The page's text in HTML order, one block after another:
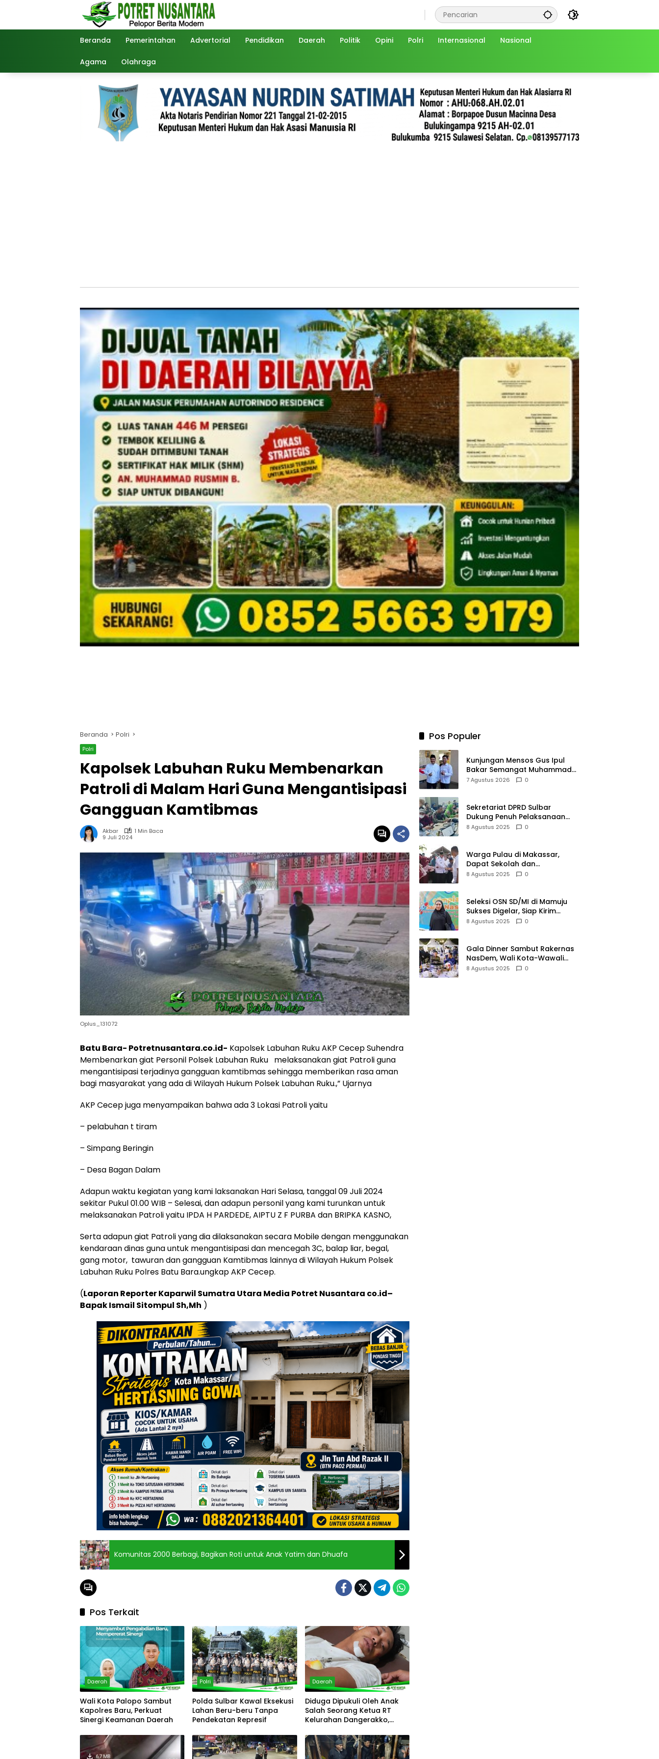
Beranda Pemerintahan Advertorial Pendidikan Daerah Politik Opini Polri Internasional Nasional
Agama Olahraga
Beranda Polri
Polri
Kapolsek Labuhan Ruku Membenarkan
Patroli di Malam Hari Guna Mengantisipasi
Gangguan Kamtibmas
Akbar
1 Min Baca
9 Juli 2024
Oplus_131072
Batu Bara- Potretnusantara.co.id- Kapolsek Labuhan Ruku AKP Cecep Suhendra
Membenarkan giat Personil Polsek Labuhan Ruku melaksanakan giat Patroli guna
mengantisipasi terjadinya gangguan kamtibmas sehingga memberikan rasa aman
bagi masyarakat yang ada di Wilayah Hukum Polsek Labuhan Ruku.,” Ujarnya
AKP Cecep juga menyampaikan bahwa ada 3 Lokasi Patroli yaitu
– pelabuhan t tiram
– ⁠Simpang Beringin
– Desa Bagan Dalam
Adapun waktu kegiatan yang kami laksanakan Hari Selasa, tanggal 09 Juli 2024
sekitar Pukul 01.00 WIB – Selesai, dan adapun personil yang kami turunkan untuk
melaksanakan Patroli yaitu IPDA H PARDEDE, AIPTU Z F PURBA dan BRIPKA KASNO,
Serta adapun giat Patroli yang dia dilaksanakan secara Mobile dengan menggunakan
kendaraan dinas guna untuk mengantisipasi dan mencegah 3C, balap liar, begal,
gang motor, tawuran dan gangguan Kamtibmas lainnya di Wilayah Hukum Polsek
Labuhan Ruku Polres Batu Bara.ungkap AKP Cecep.
(Laporan Reporter Kaparwil Sumatra Utara Media Potret Nusantara co.id–
Bapak Ismail Sitompul Sh,Mh )
Komunitas 2000 Berbagi, Bagikan Roti untuk Anak Yatim dan Dhuafa
Pos Terkait
Daerah
Wali Kota Palopo Sambut
Kapolres Baru, Perkuat
Sinergi Keamanan Daerah
Polri
Polda Sulbar Kawal Eksekusi
Lahan Beru-beru Tanpa
Pendekatan Represif
Daerah
Diduga Dipukuli Oleh Anak
Salah Seorang Ketua RT
Kelurahan Dangerakko,
Bertindak Cepat
Pos Populer
Kunjungan Mensos Gus Ipul
Bakar Semangat Muhammad
Fadhil Jangkau Anak Keluarga
7 Agustus 2026 0
Sekretariat DPRD Sulbar
Dukung Penuh Pelaksanaan
Perayaan HUT Ke-80
8 Agustus 2025 0
Warga Pulau di Makassar,
Dapat Sekolah dan
Transportasi Baru
8 Agustus 2025 0
Seleksi OSN SD/MI di Mamuju
Sukses Digelar, Siap Kirim
Perwakilan ke Tingkat Nasional
8 Agustus 2025 0
Gala Dinner Sambut Rakernas
NasDem, Wali Kota-Wawali
Makassar Jamu Ribuan Kader
8 Agustus 2025 0